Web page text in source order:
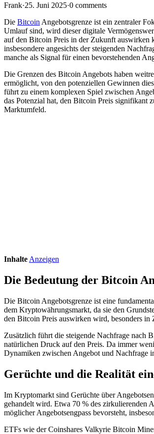
Frank·25. Juni 2025·0 comments
Die Bitcoin Angebotsgrenze ist ein zentraler
Umlauf sind, wird dieser digitale
auf den Bitcoin Preis in der Zukunft
insbesondere angesichts der steigenden
manche als Signal für einen bevorstehenden
Die Grenzen des Bitcoin Angebots haben
ermöglicht, von den potenziellen Gewinnen
führt zu einem komplexen Spiel zwischen
das Potenzial hat, den Bitcoin Preis signifikant
Marktumfeld.
Inhalte Anzeigen
Die Bedeutung der Bitcoin
Die Bitcoin Angebotsgrenze ist eine
dem Kryptowährungsmarkt, da sie den
den Bitcoin Preis auswirken wird, besonders
Zusätzlich führt die steigende Nachfrage nach
natürlichen Druck auf den Preis. Da immer
Dynamiken zwischen Angebot und Nachfrage
Gerüchte und die Realität
Im Kryptomarkt sind Gerüchte über
gehandelt wird. Etwa 70 % des zirkulierenden
möglicher Angebotsengpass bevorsteht,
ETFs wie der Coinshares Valkyrie Bitcoin